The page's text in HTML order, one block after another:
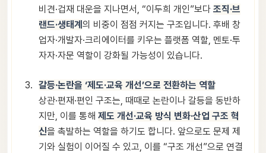
비견·겁재 대운을 지나면서, “이두희 개인”보다 조직·브
랜드·생태계 의 비중이 점점 커지는 구조입니다. 후배 창
업자·개발자·크리에이터를 키우는 플랫폼 역할, 멘토·투
자자·자문 역할이 강화될 가능성이 있습니다.
갈등·논란을 ‘제도·교육 개선’으로 전환하는 역할
상관·편재·편인 구조는, 때때로 논란이나 갈등을 동반하
지만, 이를 통해 제도 개선·교육 방식 변화·산업 구조 혁
신을 촉발하는 역할을 하기도 합니다. 앞으로도 문제 제
기와 실험이 이어질 수 있고, 이를 “구조 개선”으로 연결